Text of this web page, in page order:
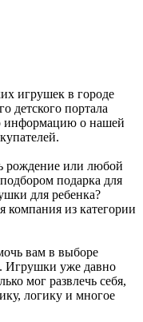
игрушек в городе
детского портала
информацию о нашей
рождение или любой
подарка для
для ребенка?
компания из категории
вам в выборе
Игрушки уже давно
мог развлечь себя,
логику и многое